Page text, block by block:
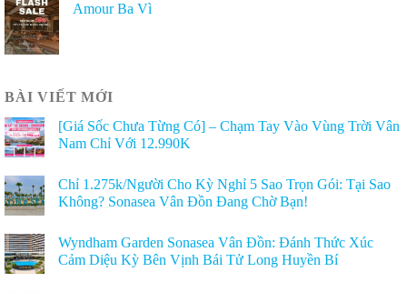
Amour Ba Vì
BÀI VIẾT MỚI
[Giá Sốc Chưa Từng Có] – Chạm Tay Vào Vùng Trời Vân
Nam Chỉ Với 12.990K
Chỉ 1.275k/Người Cho Kỳ Nghỉ 5 Sao Trọn Gói: Tại Sao
Không? Sonasea Vân Đồn Đang Chờ Bạn!
Wyndham Garden Sonasea Vân Đồn: Đánh Thức Xúc
Cảm Diệu Kỳ Bên Vịnh Bái Tử Long Huyền Bí